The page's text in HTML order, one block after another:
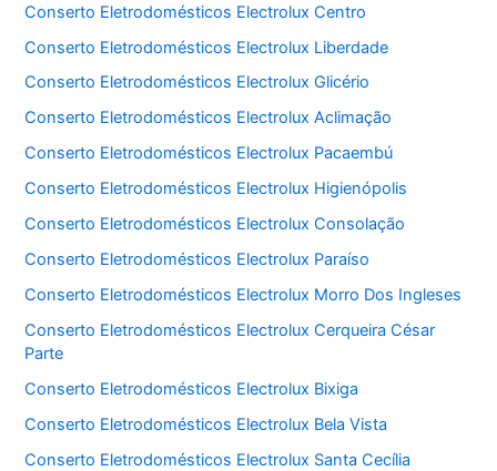
Conserto Eletrodomésticos Electrolux Centro
Conserto Eletrodomésticos Electrolux Liberdade
Conserto Eletrodomésticos Electrolux Glicério
Conserto Eletrodomésticos Electrolux Aclimação
Conserto Eletrodomésticos Electrolux Pacaembú
Conserto Eletrodomésticos Electrolux Higienópolis
Conserto Eletrodomésticos Electrolux Consolação
Conserto Eletrodomésticos Electrolux Paraíso
Conserto Eletrodomésticos Electrolux Morro Dos Ingleses
Conserto Eletrodomésticos Electrolux Cerqueira César
Parte
Conserto Eletrodomésticos Electrolux Bixiga
Conserto Eletrodomésticos Electrolux Bela Vista
Conserto Eletrodomésticos Electrolux Santa Cecília